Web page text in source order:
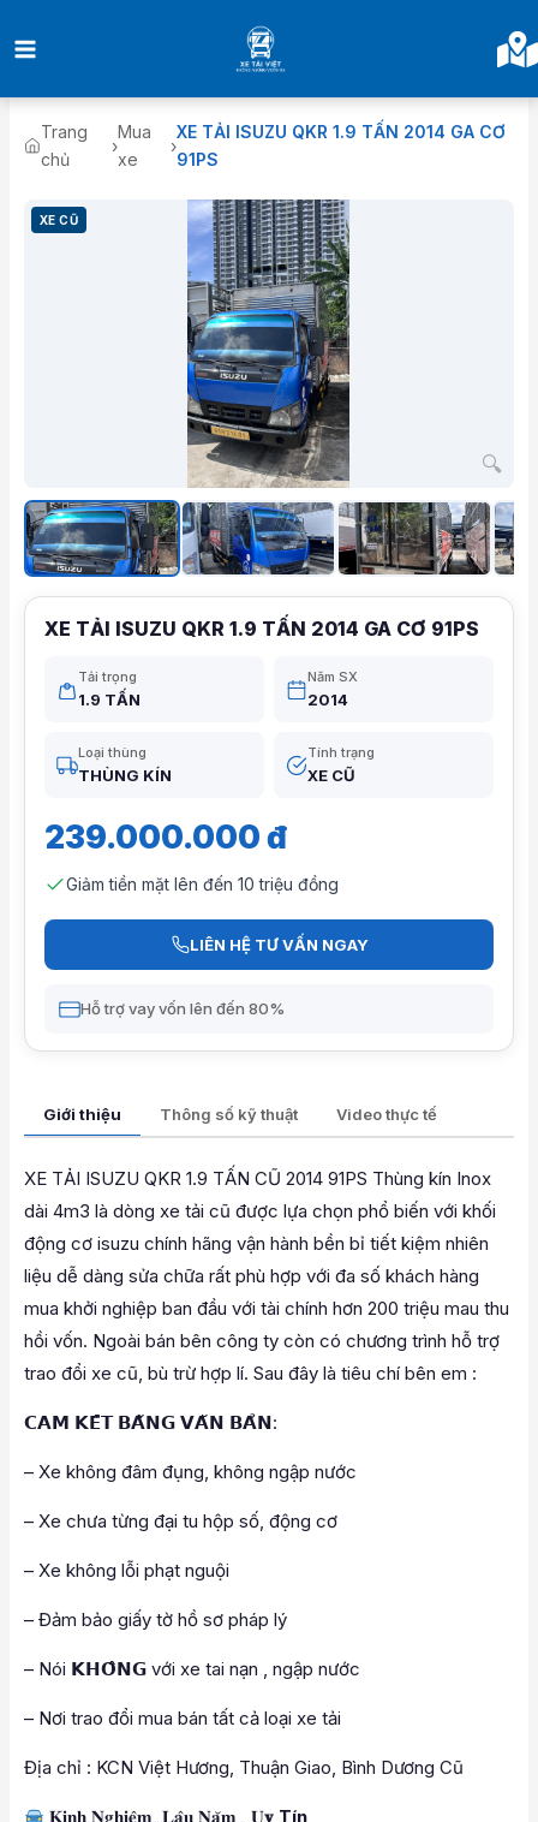
tới
dung
Trang
chủ
›
Mua
xe
›
XE TẢI ISUZU QKR 1.9 TẤN 2014 GA CƠ
91PS
XE CŨ
🔍
XE TẢI ISUZU QKR 1.9 TẤN 2014 GA CƠ 91PS
Tải trọng
1.9 TẤN
Năm SX
2014
Loại thùng
THÙNG KÍN
Tính trạng
XE CŨ
239.000.000 đ
Giảm tiền mặt lên đến 10 triệu đồng
LIÊN HỆ TƯ VẤN NGAY
Hỗ trợ vay vốn lên đến 80%
Giới thiệu Thông số kỹ thuật Video thực tế
XE TẢI ISUZU QKR 1.9 TẤN CŨ 2014 91PS Thùng kín Inox
dài 4m3 là dòng xe tải cũ được lựa chọn phổ biến với khối
động cơ isuzu chính hãng vận hành bền bỉ tiết kiệm nhiên
liệu dễ dàng sửa chữa rất phù hợp với đa số khách hàng
mua khởi nghiệp ban đầu với tài chính hơn 200 triệu mau thu
hồi vốn. Ngoài bán bên công ty còn có chương trình hỗ trợ
trao đổi xe cũ, bù trừ hợp lí. Sau đây là tiêu chí bên em :
𝗖𝗔𝗠 𝗞𝗘̂́𝗧 𝗕𝗔̆̀𝗡𝗚 𝗩𝗔̆𝗡 𝗕𝗔̉𝗡:
– Xe không đâm đụng, không ngập nước
– Xe chưa từng đại tu hộp số, động cơ
– Xe không lỗi phạt nguội
– Đảm bảo giấy tờ hồ sơ pháp lý
– Nói 𝗞𝗛𝗢̂𝗡𝗚 với xe tai nạn , ngập nước
– Nơi trao đổi mua bán tất cả loại xe tải
Địa chỉ : KCN Việt Hương, Thuận Giao, Bình Dương Cũ
𝐊𝐢𝐧𝐡 𝐍𝐠𝐡𝐢𝐞̣̂𝐦, 𝐋𝐚̂𝐮 𝐍𝐚̆𝐦 , 𝐔𝐲 Tín